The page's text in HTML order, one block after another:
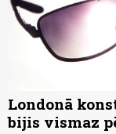
Londonā
bijis vismaz